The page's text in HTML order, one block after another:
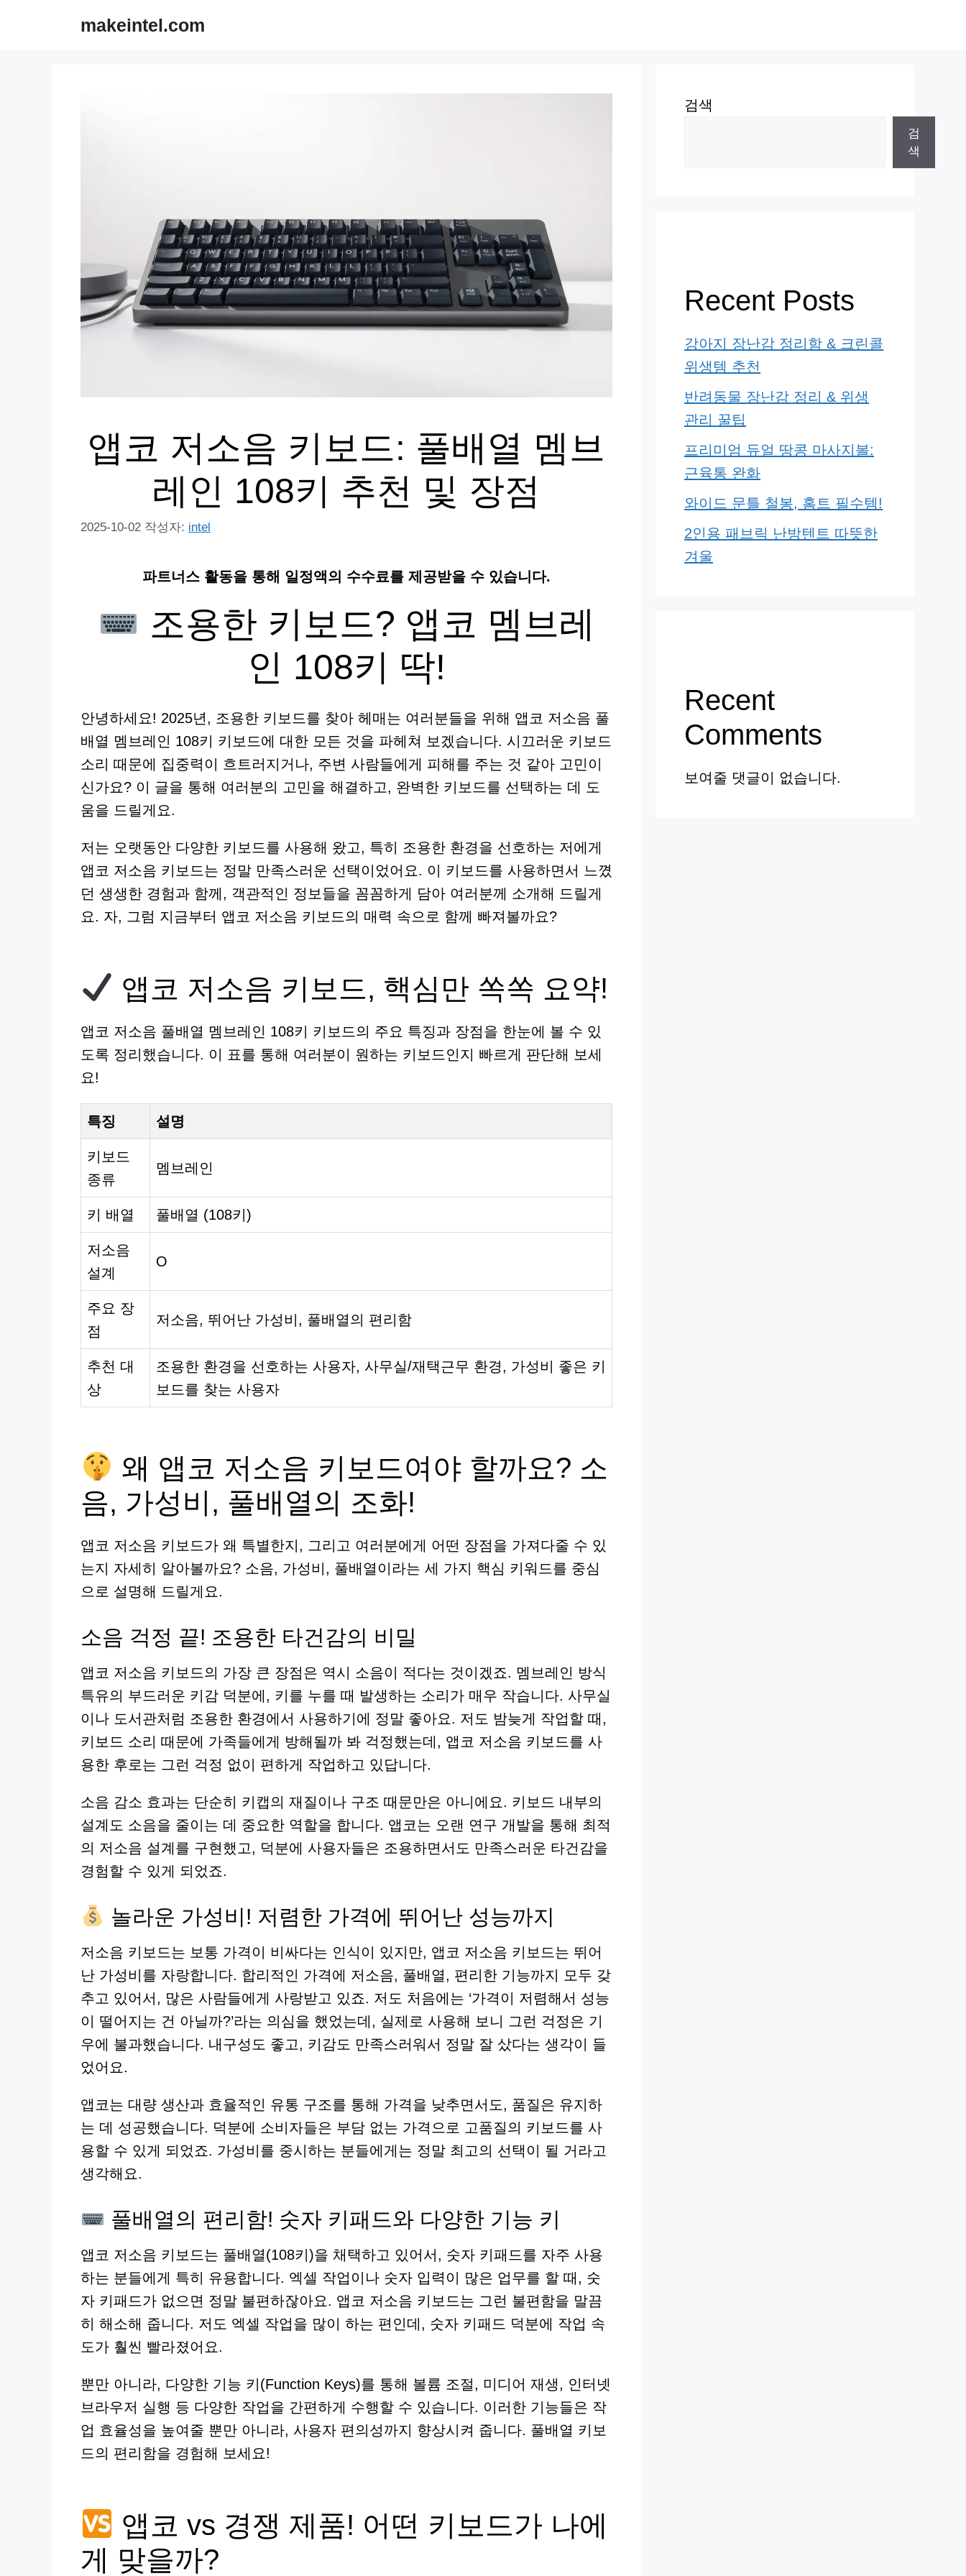
makeintel.com
앱코 저소음 키보드: 풀배열 멤브
레인 108키 추천 및 장점
2025-10-02 작성자: intel
파트너스 활동을 통해 일정액의 수수료를 제공받을 수 있습니다.
조용한 키보드? 앱코 멤브레
인 108키 딱!
안녕하세요! 2025년, 조용한 키보드를 찾아 헤매는 여러분들을 위해 앱코 저소음 풀
배열 멤브레인 108키 키보드에 대한 모든 것을 파헤쳐 보겠습니다. 시끄러운 키보드
소리 때문에 집중력이 흐트러지거나, 주변 사람들에게 피해를 주는 것 같아 고민이
신가요? 이 글을 통해 여러분의 고민을 해결하고, 완벽한 키보드를 선택하는 데 도
움을 드릴게요.
저는 오랫동안 다양한 키보드를 사용해 왔고, 특히 조용한 환경을 선호하는 저에게
앱코 저소음 키보드는 정말 만족스러운 선택이었어요. 이 키보드를 사용하면서 느꼈
던 생생한 경험과 함께, 객관적인 정보들을 꼼꼼하게 담아 여러분께 소개해 드릴게
요. 자, 그럼 지금부터 앱코 저소음 키보드의 매력 속으로 함께 빠져볼까요?
앱코 저소음 키보드, 핵심만 쏙쏙 요약!
앱코 저소음 풀배열 멤브레인 108키 키보드의 주요 특징과 장점을 한눈에 볼 수 있
도록 정리했습니다. 이 표를 통해 여러분이 원하는 키보드인지 빠르게 판단해 보세
요!
특징 설명
키보드
종류
멤브레인
키 배열 풀배열 (108키)
저소음
설계
O
주요 장
점
저소음, 뛰어난 가성비, 풀배열의 편리함
추천 대
상
조용한 환경을 선호하는 사용자, 사무실/재택근무 환경, 가성비 좋은 키
보드를 찾는 사용자
왜 앱코 저소음 키보드여야 할까요? 소
음, 가성비, 풀배열의 조화!
앱코 저소음 키보드가 왜 특별한지, 그리고 여러분에게 어떤 장점을 가져다줄 수 있
는지 자세히 알아볼까요? 소음, 가성비, 풀배열이라는 세 가지 핵심 키워드를 중심
으로 설명해 드릴게요.
소음 걱정 끝! 조용한 타건감의 비밀
앱코 저소음 키보드의 가장 큰 장점은 역시 소음이 적다는 것이겠죠. 멤브레인 방식
특유의 부드러운 키감 덕분에, 키를 누를 때 발생하는 소리가 매우 작습니다. 사무실
이나 도서관처럼 조용한 환경에서 사용하기에 정말 좋아요. 저도 밤늦게 작업할 때,
키보드 소리 때문에 가족들에게 방해될까 봐 걱정했는데, 앱코 저소음 키보드를 사
용한 후로는 그런 걱정 없이 편하게 작업하고 있답니다.
소음 감소 효과는 단순히 키캡의 재질이나 구조 때문만은 아니에요. 키보드 내부의
설계도 소음을 줄이는 데 중요한 역할을 합니다. 앱코는 오랜 연구 개발을 통해 최적
의 저소음 설계를 구현했고, 덕분에 사용자들은 조용하면서도 만족스러운 타건감을
경험할 수 있게 되었죠.
놀라운 가성비! 저렴한 가격에 뛰어난 성능까지
저소음 키보드는 보통 가격이 비싸다는 인식이 있지만, 앱코 저소음 키보드는 뛰어
난 가성비를 자랑합니다. 합리적인 가격에 저소음, 풀배열, 편리한 기능까지 모두 갖
추고 있어서, 많은 사람들에게 사랑받고 있죠. 저도 처음에는 ‘가격이 저렴해서 성능
이 떨어지는 건 아닐까?’라는 의심을 했었는데, 실제로 사용해 보니 그런 걱정은 기
우에 불과했습니다. 내구성도 좋고, 키감도 만족스러워서 정말 잘 샀다는 생각이 들
었어요.
앱코는 대량 생산과 효율적인 유통 구조를 통해 가격을 낮추면서도, 품질은 유지하
는 데 성공했습니다. 덕분에 소비자들은 부담 없는 가격으로 고품질의 키보드를 사
용할 수 있게 되었죠. 가성비를 중시하는 분들에게는 정말 최고의 선택이 될 거라고
생각해요.
풀배열의 편리함! 숫자 키패드와 다양한 기능 키
앱코 저소음 키보드는 풀배열(108키)을 채택하고 있어서, 숫자 키패드를 자주 사용
하는 분들에게 특히 유용합니다. 엑셀 작업이나 숫자 입력이 많은 업무를 할 때, 숫
자 키패드가 없으면 정말 불편하잖아요. 앱코 저소음 키보드는 그런 불편함을 말끔
히 해소해 줍니다. 저도 엑셀 작업을 많이 하는 편인데, 숫자 키패드 덕분에 작업 속
도가 훨씬 빨라졌어요.
뿐만 아니라, 다양한 기능 키(Function Keys)를 통해 볼륨 조절, 미디어 재생, 인터넷
브라우저 실행 등 다양한 작업을 간편하게 수행할 수 있습니다. 이러한 기능들은 작
업 효율성을 높여줄 뿐만 아니라, 사용자 편의성까지 향상시켜 줍니다. 풀배열 키보
드의 편리함을 경험해 보세요!
앱코 vs 경쟁 제품! 어떤 키보드가 나에
게 맞을까?
검색
검
색
Recent Posts
강아지 장난감 정리함 & 크린콜
위생템 추천
반려동물 장난감 정리 & 위생
관리 꿀팁
프리미엄 듀얼 땅콩 마사지볼:
근육통 완화
와이드 문틀 철봉, 홈트 필수템!
2인용 패브릭 난방텐트 따뜻한
겨울
Recent
Comments
보여줄 댓글이 없습니다.